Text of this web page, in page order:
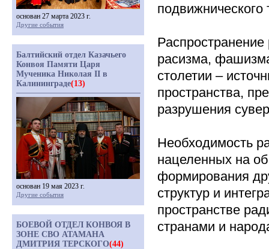
расизма,
столетии –
пространства,
разрушения
Необходимость
нацеленных на
формирования
структур и
пространстве
странами и
основан 27 марта 2023 г.
Другие события
Балтийский отдел Казачьего
Конвоя Памяти Царя
Мученика Николая II в
Калининграде(13)
основан 19 мая 2023 г.
Другие события
БОЕВОЙ ОТДЕЛ КОНВОЯ В
ЗОНЕ СВО АТАМАНА
ДМИТРИЯ ТЕРСКОГО(44)